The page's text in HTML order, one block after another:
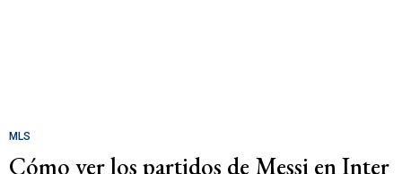
MLS
Cómo ver los partidos de Messi en Inter